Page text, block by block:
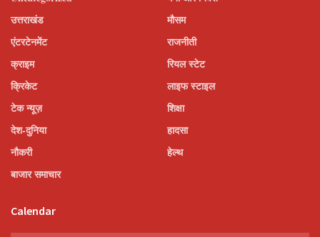
उत्तराखंड
एंटरटेनमेंट
क्राइम
क्रिकेट
टेक न्यूज़
देश-दुनिया
नौकरी
बाजार समाचार
मौसम
राजनीती
रियल स्टेट
लाइफ स्टाइल
शिक्षा
हादसा
हेल्थ
Calendar